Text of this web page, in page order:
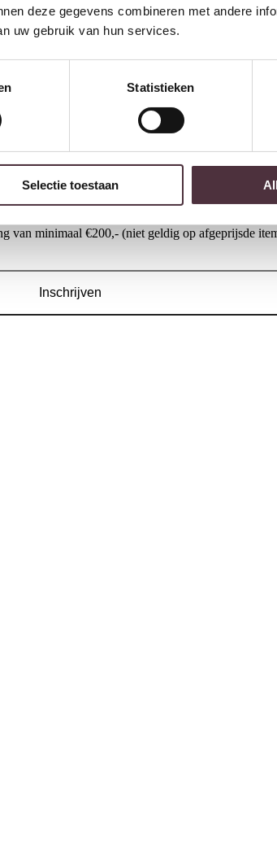
deze gegevens combineren met andere
uw gebruik van hun services.
Statistieken
Selectie toestaan
van minimaal €200,- (niet geldig op afgeprijsde
Inschrijven